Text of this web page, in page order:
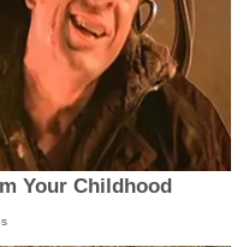
Your Childhood